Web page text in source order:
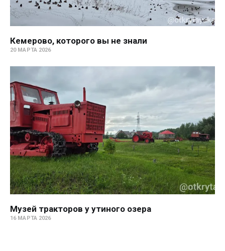
Кемерово, которого вы не знали
20 МАРТА 2026
Музей тракторов у утиного озера
16 МАРТА 2026